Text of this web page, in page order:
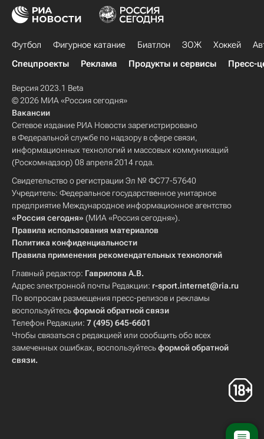
Футбол Фигурное катание Биатлон ЗОЖ Хоккей
Спецпроекты
Реклама Продукты и сервисы Пресс-
Версия 2023.1 Beta
© 2026 МИА «Россия сегодня»
Вакансии
Сетевое издание РИА Новости зарегистрировано
в Федеральной службе по надзору в сфере связи,
информационных технологий и массовых коммуникаций
(Роскомнадзор) 08 апреля 2014 года.
Свидетельство о регистрации Эл № ФС77-57640
Учредитель: Федеральное государственное унитарное
предприятие Международное информационное агентство
«Россия сегодня» (МИА «Россия сегодня»).
Правила использования материалов
Политика конфиденциальности
Правила применения рекомендательных технологий
Главный редактор: Гаврилова А.В.
Адрес электронной почты Редакции: r-sport.internet@ria.ru
По вопросам размещения пресс-релизов и рекламы
воспользуйтесьформой обратной связи
Телефон Редакции: 7 (495) 645-6601
Чтобы связаться с редакцией или сообщить обо всех
замеченных ошибках, воспользуйтесьформой обратной
связи.